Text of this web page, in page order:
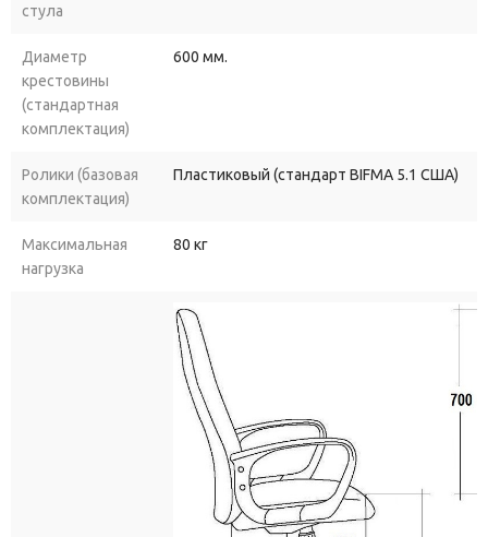
стула
Диаметр
крестовины
(стандартная
комплектация)
600 мм.
Ролики (базовая
комплектация)
Пластиковый (стандарт BIFMA 5.1 США)
Максимальная
нагрузка
80 кг